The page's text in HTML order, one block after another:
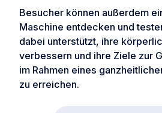
Besucher können außerdem
Maschine entdecken und
dabei unterstützt, ihre
verbessern und ihre Ziele zur
im Rahmen eines
zu erreichen.